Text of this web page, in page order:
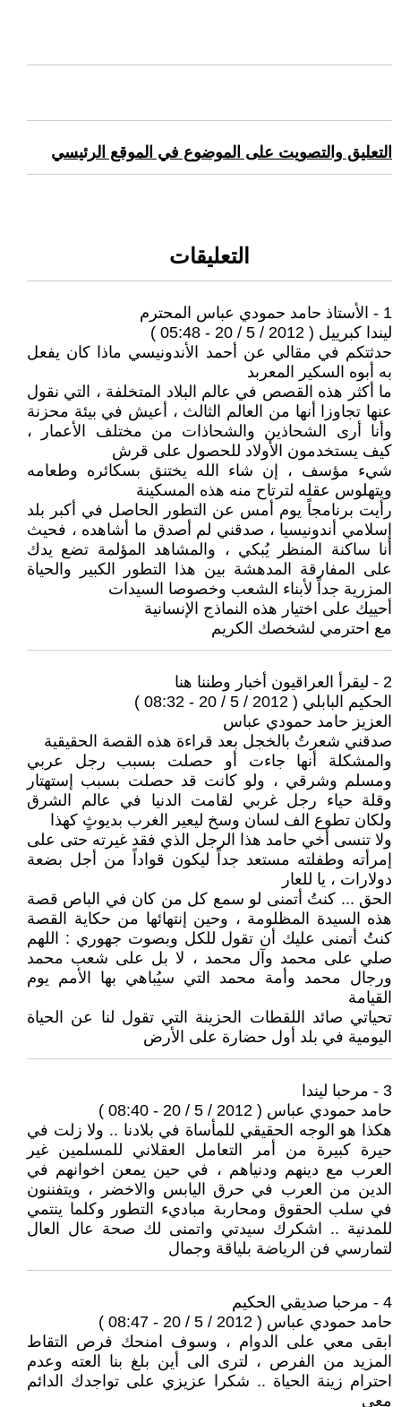
التعليق والتصويت على الموضوع في الموقع الرئيسي
التعليقات
1 - الأستاذ حامد حمودي عباس المحترم
ليندا كبرييل ( 2012 / 5 / 20 - 05:48 )
حدثتكم في مقالي عن أحمد الأندونيسي ماذا كان يفعل
به أبوه السكير المعربد
ما أكثر هذه القصص في عالم البلاد المتخلفة ، التي نقول
عنها تجاوزا أنها من العالم الثالث ، أعيش في بيئة محزنة
وأنا أرى الشحاذين والشحاذات من مختلف الأعمار ،
كيف يستخدمون الأولاد للحصول على قرش
شيء مؤسف ، إن شاء الله يختنق بسكائره وطعامه
ويتهلوس عقله لترتاح منه هذه المسكينة
رأيت برنامجاً يوم أمس عن التطور الحاصل في أكبر بلد
إسلامي أندونيسيا ، صدقني لم أصدق ما أشاهده ، فحيث
أنا ساكنة المنظر يُبكي ، والمشاهد المؤلمة تضع يدك
على المفارقة المدهشة بين هذا التطور الكبير والحياة
المزرية جداً لأبناء الشعب وخصوصا السيدات
أحييك على اختيار هذه النماذج الإنسانية
مع احترمي لشخصك الكريم
2 - ليقرأ العراقيون أخبار وطننا هنا
الحكيم البابلي ( 2012 / 5 / 20 - 08:32 )
العزيز حامد حمودي عباس
صدقني شعرتُ بالخجل بعد قراءة هذه القصة الحقيقية
والمشكلة أنها جاءت أو حصلت بسبب رجل عربي
ومسلم وشرقي ، ولو كانت قد حصلت بسبب إستهتار
وقلة حياء رجل غربي لقامت الدنيا في عالم الشرق
ولكان تطوع الف لسان وسخ ليعير الغرب بديوثٍ كهذا
ولا تنسى أخي حامد هذا الرجل الذي فقد غيرته حتى على
إمرأته وطفلته مستعد جداً ليكون قواداً من أجل بضعة
دولارات ، يا للعار
الحق ... كنتُ أتمنى لو سمع كل من كان في الباص قصة
هذه السيدة المظلومة ، وحين إنتهائها من حكاية القصة
كنتُ أتمنى عليك أن تقول للكل وبصوت جهوري : اللهم
صلي على محمد وآل محمد ، لا بل على شعب محمد
ورجال محمد وأمة محمد التي سيُباهي بها الأمم يوم
القيامة
تحياتي صائد اللقطات الحزينة التي تقول لنا عن الحياة
اليومية في بلد أول حضارة على الأرض
3 - مرحبا ليندا
حامد حمودي عباس ( 2012 / 5 / 20 - 08:40 )
هكذا هو الوجه الحقيقي للمأساة في بلادنا .. ولا زلت في
حيرة كبيرة من أمر التعامل العقلاني للمسلمين غير
العرب مع دينهم ودنياهم ، في حين يمعن اخوانهم في
الدين من العرب في حرق اليابس والاخضر ، ويتفننون
في سلب الحقوق ومحاربة مباديء التطور وكلما ينتمي
للمدنية .. اشكرك سيدتي واتمنى لك صحة عال العال
لتمارسي فن الرياضة بلياقة وجمال
4 - مرحبا صديقي الحكيم
حامد حمودي عباس ( 2012 / 5 / 20 - 08:47 )
ابقى معي على الدوام ، وسوف امنحك فرص التقاط
المزيد من الفرص ، لترى الى أين بلغ بنا العته وعدم
احترام زينة الحياة .. شكرا عزيزي على تواجدك الدائم
معي